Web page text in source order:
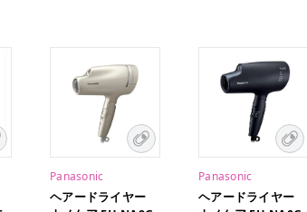
Panasonic
ヘアードライヤー
Panasonic
ヘアードライヤー